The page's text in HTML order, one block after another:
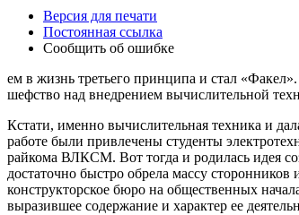
Версия для печати
Постоянная ссылка
Сообщить об ошибке
ем в жизнь третьего принципа и стал
шефство над внедрением вычислительной
Кстати, именно вычислительная техника и
работе были привлечены студенты
райкома ВЛКСМ. Вот тогда и родилась идея
достаточно быстро обрела массу
конструкторское бюро на общественных
выразившее содержание и характер ее